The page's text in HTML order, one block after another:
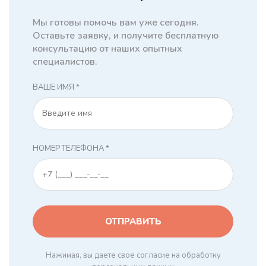
Мы готовы помочь вам уже сегодня.
Оставьте заявку, и получите бесплатную
консультацию от наших опытных
специалистов.
ВАШЕ ИМЯ *
НОМЕР ТЕЛЕФОНА *
Нажимая, вы даете свое согласие на обработку